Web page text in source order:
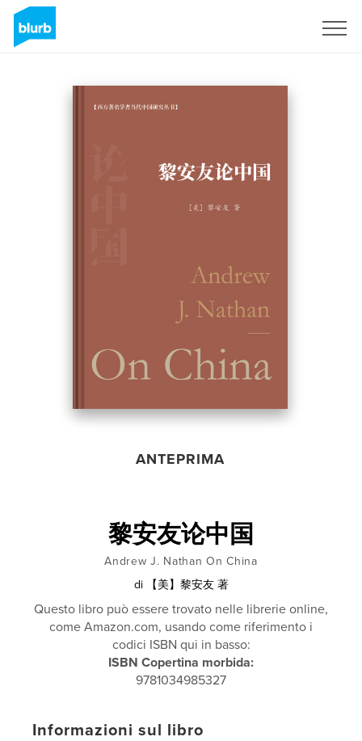
ANTEPRIMA
黎安友论中国
Andrew J. Nathan On China
di
【美】黎安友 著
Questo libro può essere trovato nelle librerie online,
come Amazon.com, usando come riferimento i
codici ISBN qui in basso:
ISBN Copertina morbida:
9781034985327
Informazioni sul libro